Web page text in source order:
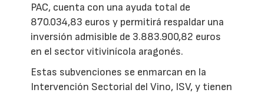
PAC, cuenta con una ayuda total de
870.034,83 euros y permitirá respaldar una
inversión admisible de 3.883.900,82 euros
en el sector vitivinícola aragonés.
Estas subvenciones se enmarcan en la
Intervención Sectorial del Vino, ISV, y tienen